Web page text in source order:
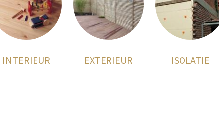
INTERIEUR EXTERIEUR ISOLATIE